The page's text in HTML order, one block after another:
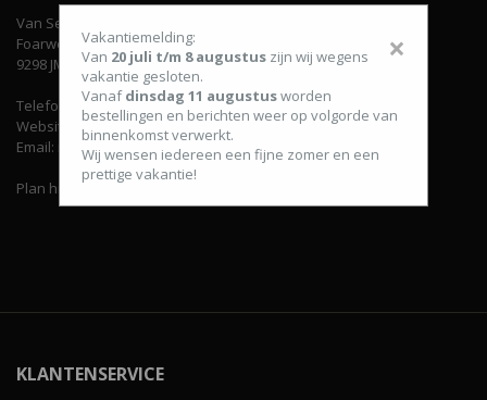
Van Seggeren Tweewielers BV
Foarwei 66
9298 JM Kollumerzwaag
Telefoon: 0511-441442
Website: https://www.vanseggeren.nl
Email: info@vanseggeren.nl
Plan hier direct uw onderhoudsbeurt!
KLANTENSERVICE
×
Vakantiemelding:
Van 20 juli t/m 8 augustus zijn wij wegens
vakantie gesloten.
Vanafdinsdag 11 augustusworden
bestellingen en berichten weer op volgorde van
binnenkomst verwerkt.
Wij wensen iedereen een fijne zomer en een
prettige vakantie!